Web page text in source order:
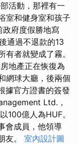
活動，那裡有一
室和健身室和孩子
政府度假勝地寫
通過不退款的13
者就變成了霧。
地產正在恢復為
網球大廳，後兩個
據官方證書的簽發
Ltd.，
100億人為HUF。
會成員，他領導
友。 室內設計圖